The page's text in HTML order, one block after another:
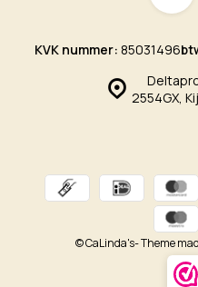
2554GX,
KVK nummer: 85031496
© CaLinda's- Theme